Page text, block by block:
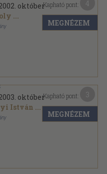
október
...
Kapható pont:
MEGNÉZEM
október
István ...
Kapható pont:
MEGNÉZEM